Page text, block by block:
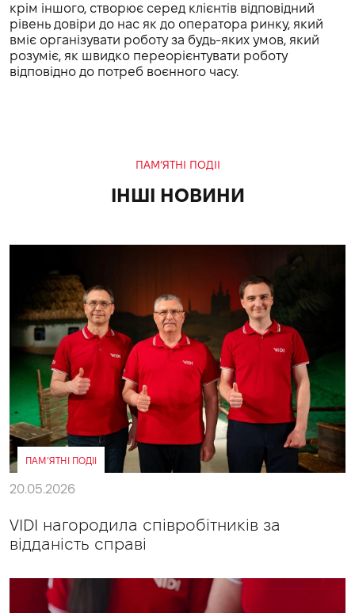
крім іншого, створює серед клієнтів відповідний
рівень довіри до нас як до оператора ринку, який
вміє організувати роботу за будь-яких умов, який
розуміє, як швидко переорієнтувати роботу
відповідно до потреб воєнного часу.
ПАМ’ЯТНІ ПОДІІ
ІНШІ НОВИНИ
ПАМ’ЯТНІ ПОДІІ
20.05.2026
VIDI нагородила співробітників за
відданість справі